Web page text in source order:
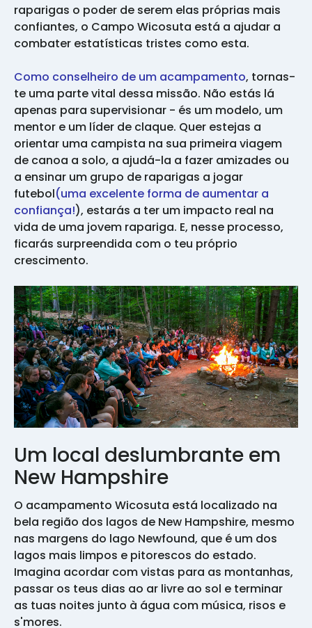
raparigas o poder de serem elas próprias mais
confiantes, o Campo Wicosuta está a ajudar a
combater estatísticas tristes como esta.
Como conselheiro de um acampamento, tornas-
te uma parte vital dessa missão. Não estás lá
apenas para supervisionar - és um modelo, um
mentor e um líder de claque. Quer estejas a
orientar uma campista na sua primeira viagem
de canoa a solo, a ajudá-la a fazer amizades ou
a ensinar um grupo de raparigas a jogar
futebol(uma excelente forma de aumentar a
confiança!), estarás a ter um impacto real na
vida de uma jovem rapariga. E, nesse processo,
ficarás surpreendida com o teu próprio
crescimento.
Um local deslumbrante em
New Hampshire
O acampamento Wicosuta está localizado na
bela região dos lagos de New Hampshire, mesmo
nas margens do lago Newfound, que é um dos
lagos mais limpos e pitorescos do estado.
Imagina acordar com vistas para as montanhas,
passar os teus dias ao ar livre ao sol e terminar
as tuas noites junto à água com música, risos e
s'mores.